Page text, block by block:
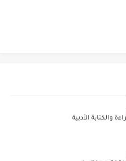
والكتابة الأدبية